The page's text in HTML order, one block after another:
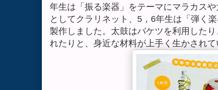
年生は「振る楽器」をテーマにマラカス
としてクラリネット、 5 ， 6年生は「弾く
製作しました。太鼓はバケツを利用した
れたりと、身近な材料が上手く生かされ